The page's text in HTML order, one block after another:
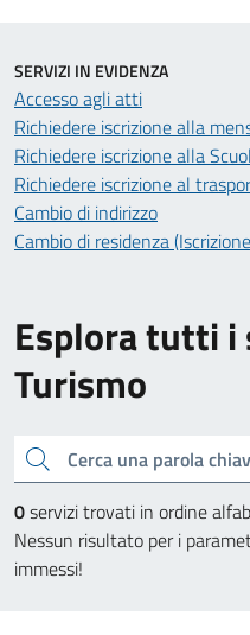
Esplora tutti i
Turismo
Cerca una parola chiave
0servizi trovati in ordine
Nessun risultato per i
immessi!
SERVIZI IN EVIDENZA
Accesso agli atti
Richiedere iscrizione alla
Richiedere iscrizione alla
Richiedere iscrizione al
Cambio di indirizzo
Cambio di residenza